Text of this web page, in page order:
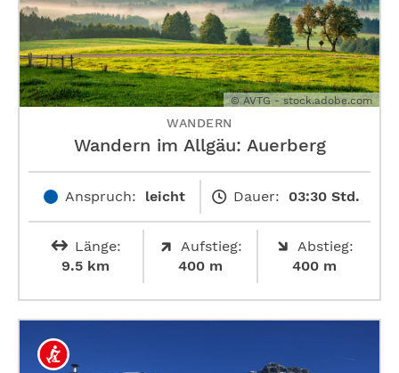
© AVTG - stock.adobe.com
WANDERN
Wandern im Allgäu: Auerberg
Anspruch: leicht Dauer: 03:30 Std.
Länge:
9.5 km
Aufstieg:
400 m
Abstieg:
400 m